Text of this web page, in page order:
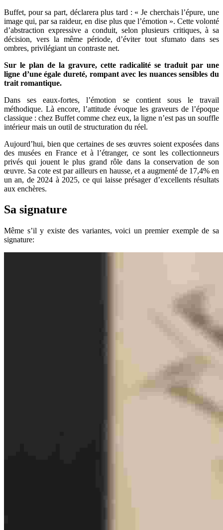
Buffet, pour sa part, déclarera plus tard : « Je cherchais l’épure, une
image qui, par sa raideur, en dise plus que l’émotion ». Cette volonté
d’abstraction expressive a conduit, selon plusieurs critiques, à sa
décision, vers la même période, d’éviter tout sfumato dans ses
ombres, privilégiant un contraste net.
Sur le plan de la gravure, cette radicalité se traduit par une
ligne d’une égale dureté, rompant avec les nuances sensibles du
trait romantique.
Dans ses eaux-fortes, l’émotion se contient sous le travail
méthodique. Là encore, l’attitude évoque les graveurs de l’époque
classique : chez Buffet comme chez eux, la ligne n’est pas un souffle
intérieur mais un outil de structuration du réel.
Aujourd’hui, bien que certaines de ses œuvres soient exposées dans
des musées en France et à l’étranger, ce sont les collectionneurs
privés qui jouent le plus grand rôle dans la conservation de son
œuvre. Sa cote est par ailleurs en hausse, et a augmenté de 17,4% en
un an, de 2024 à 2025, ce qui laisse présager d’excellents résultats
aux enchères.
Sa signature
Même s’il y existe des variantes, voici un premier exemple de sa
signature: